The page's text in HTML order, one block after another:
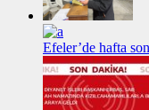
Efeler’de hafta